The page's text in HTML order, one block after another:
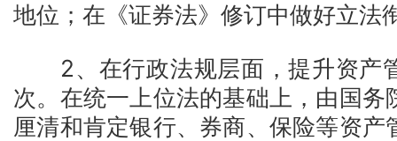
地位；在《证券法》修订中做好立法
2、在行政法规层面，提升资产
次。在统一上位法的基础上，由国务
厘清和肯定银行、券商、保险等资产